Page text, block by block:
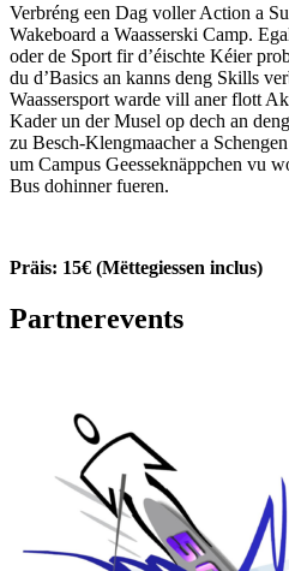
Verbréng een Dag voller Action a
Wakeboard a Waasserski Camp.
oder de Sport fir d’éischte Kéier
du d’Basics an kanns deng Skills
Waassersport warde vill aner flott
Kader un der Musel op dech an
zu Besch-Klengmaacher a
um Campus Geesseknäppchen vu
Bus dohinner fueren.
Präis: 15€ (Mëttegiessen inclus)
Partnerevents